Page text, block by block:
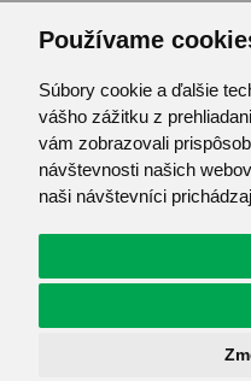
Používame
Súbory cookie a ďalšie
vášho zážitku z
vám zobrazovali
návštevnosti našich
naši návštevníci